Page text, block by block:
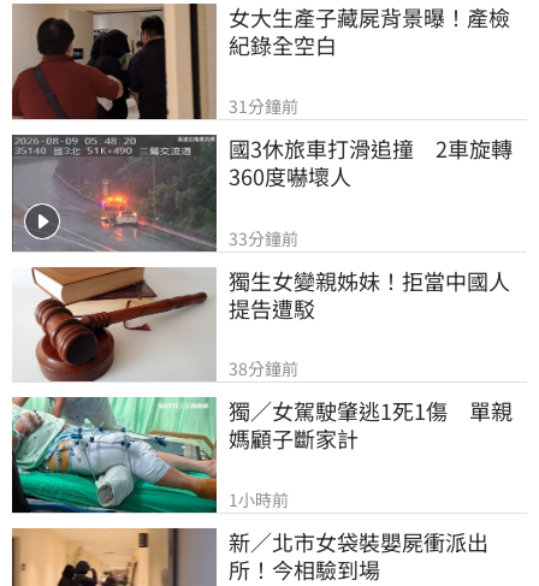
女大生產子藏屍背景曝！產檢
紀錄全空白
31分鐘前
國3休旅車打滑追撞　2車旋轉
360度嚇壞人
33分鐘前
獨生女變親姊妹！拒當中國人
提告遭駁
38分鐘前
獨／女駕駛肇逃1死1傷　單親
媽顧子斷家計
1小時前
新／北市女袋裝嬰屍衝派出
所！今相驗到場